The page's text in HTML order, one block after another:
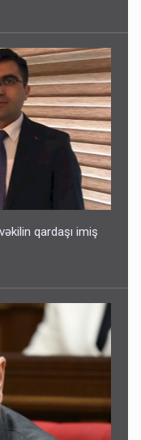
qardaşı imiş